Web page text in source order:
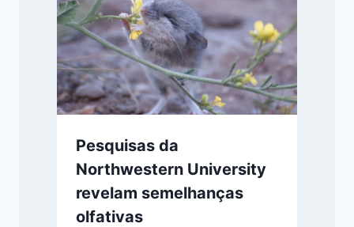
Pesquisas da
Northwestern University
revelam semelhanças
olfativas